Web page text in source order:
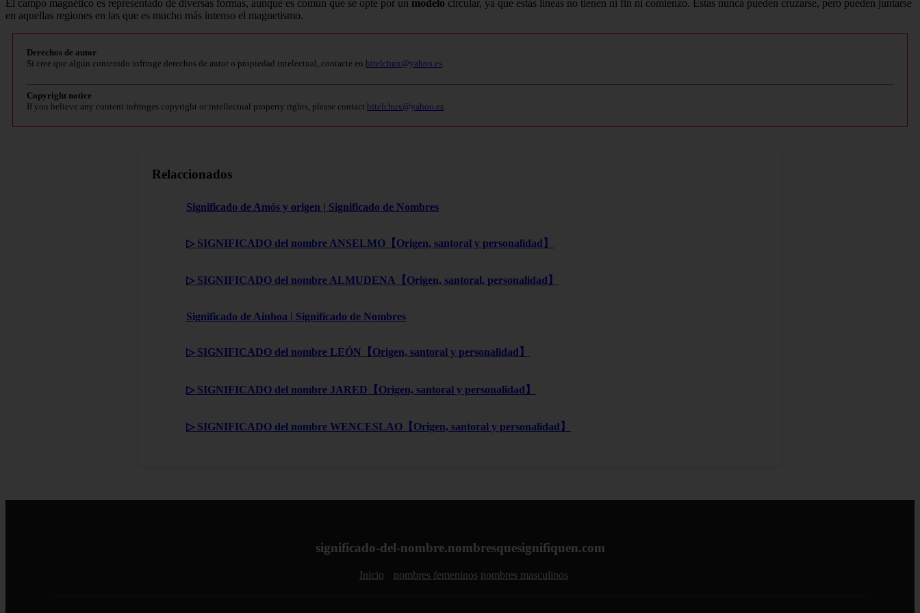
El campo magnético es representado de diversas formas, aunque es común que se opte por un modelo circular, ya que estas líneas no tienen ni fin ni comienzo. Estas nunca pueden cruzarse, pero pueden juntarse
en aquellas regiones en las que es mucho más intenso el magnetismo.
Derechos de autor
Si cree que algún contenido infringe derechos de autor o propiedad intelectual, contacte en bitelchux@yahoo.es
Copyright notice
If you believe any content infringes copyright or intellectual property rights, please contact bitelchux@yahoo.es
Relaccionados
Significado de Amós y origen | Significado de Nombres
▷ SIGNIFICADO del nombre ANSELMO【Origen, santoral y personalidad】
▷ SIGNIFICADO del nombre ALMUDENA【Origen, santoral, personalidad】
Significado de Ainhoa | Significado de Nombres
▷ SIGNIFICADO del nombre LEÓN【Origen, santoral y personalidad】
▷ SIGNIFICADO del nombre JARED【Origen, santoral y personalidad】
▷ SIGNIFICADO del nombre WENCESLAO【Origen, santoral y personalidad】
significado-del-nombre.nombresquesignifiquen.com
Inicio nombres femeninos nombres masculinos